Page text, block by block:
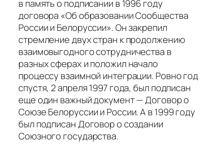
в память о подписании в 1996 году
договора «Об образовании Сообщества
России и Белоруссии». Он закрепил
стремление двух стран к продолжению
взаимовыгодного сотрудничества в
разных сферах и положил начало
процессу взаимной интеграции. Ровно год
спустя, 2 апреля 1997 года, был подписан
еще один важный документ — Договор о
Союзе Белоруссии и России. А в 1999 году
был подписан Договор о создании
Союзного государства.